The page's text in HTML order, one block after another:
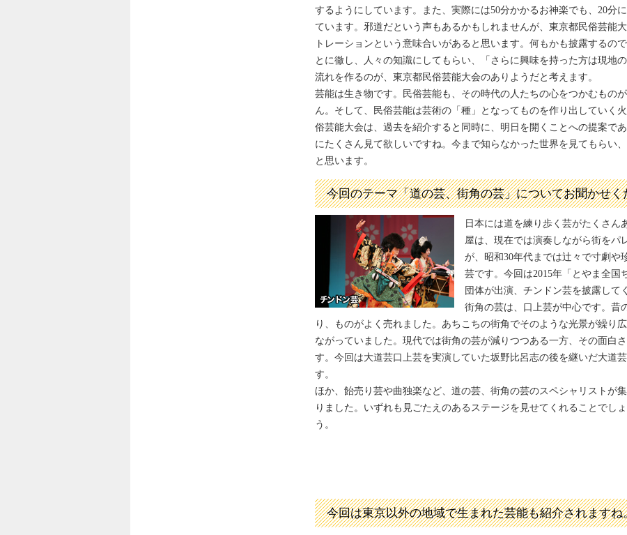
するようにしています。また、実際には50分かかるお神楽でも、20分
ています。邪道だという声もあるかもしれませんが、東京都民俗芸能
トレーションという意味合いがあると思います。何もかも披露するの
とに徹し、人々の知識にしてもらい、「さらに興味を持った方は現地
流れを作るのが、東京都民俗芸能大会のありようだと考えます。
芸能は生き物です。民俗芸能も、その時代の人たちの心をつかむもの
ん。そして、民俗芸能は芸術の「種」となってものを作り出していく
俗芸能大会は、過去を紹介すると同時に、明日を開くことへの提案で
にたくさん見て欲しいですね。今まで知らなかった世界を見てもらい
と思います。
今回のテーマ「道の芸、街角の芸」についてお聞かせく
日本には道を練り歩く芸がたくさん
屋は、現在では演奏しながら街をパ
が、昭和30年代までは辻々で寸劇や
芸です。今回は2015年「とやま全国
団体が出演、チンドン芸を披露して
街角の芸は、口上芸が中心です。昔
り、ものがよく売れました。あちこちの街角でそのような光景が繰り
ながっていました。現代では街角の芸が減りつつある一方、その面白
す。今回は大道芸口上芸を実演していた坂野比呂志の後を継いだ大道
す。
ほか、飴売り芸や曲独楽など、道の芸、街角の芸のスペシャリストが集
りました。いずれも見ごたえのあるステージを見せてくれることでしょ
う。
今回は東京以外の地域で生まれた芸能も紹介されますね